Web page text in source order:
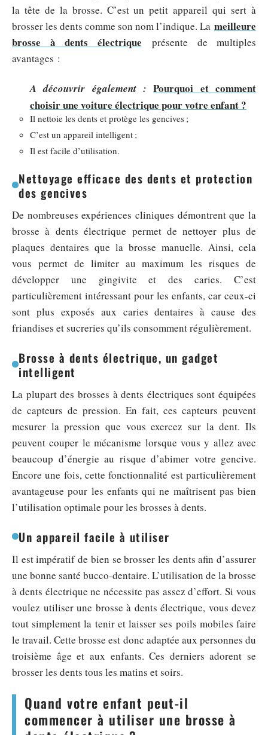
la tête de la brosse. C’est un petit appareil qui sert à
brosser les dents comme son nom l’indique. La meilleure
brosse à dents électrique présente de multiples
avantages :
A découvrir également : Pourquoi et comment
choisir une voiture électrique pour votre enfant ?
Il nettoie les dents et protège les gencives ;
C’est un appareil intelligent ;
Il est facile d’utilisation.
Nettoyage efficace des dents et protection
des gencives
De nombreuses expériences cliniques démontrent que la
brosse à dents électrique permet de nettoyer plus de
plaques dentaires que la brosse manuelle. Ainsi, cela
vous permet de limiter au maximum les risques de
développer une gingivite et des caries. C’est
particulièrement intéressant pour les enfants, car ceux-ci
sont plus exposés aux caries dentaires à cause des
friandises et sucreries qu’ils consomment régulièrement.
Brosse à dents électrique, un gadget
intelligent
La plupart des brosses à dents électriques sont équipées
de capteurs de pression. En fait, ces capteurs peuvent
mesurer la pression que vous exercez sur la dent. Ils
peuvent couper le mécanisme lorsque vous y allez avec
beaucoup d’énergie au risque d’abimer votre gencive.
Encore une fois, cette fonctionnalité est particulièrement
avantageuse pour les enfants qui ne maîtrisent pas bien
l’utilisation optimale pour les brosses à dents.
Un appareil facile à utiliser
Il est impératif de bien se brosser les dents afin d’assurer
une bonne santé bucco-dentaire. L’utilisation de la brosse
à dents électrique ne nécessite pas assez d’effort. Si vous
voulez utiliser une brosse à dents électrique, vous devez
tout simplement la tenir et laisser ses poils mobiles faire
le travail. Cette brosse est donc adaptée aux personnes du
troisième âge et aux enfants. Ces derniers adorent se
brosser les dents tous les matins et soirs.
Quand votre enfant peut-il
commencer à utiliser une brosse à